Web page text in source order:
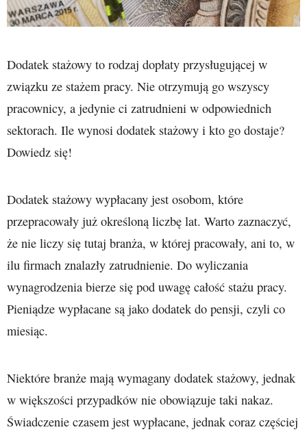
Dodatek stażowy to rodzaj dopłaty przysługującej w
związku ze stażem pracy. Nie otrzymują go wszyscy
pracownicy, a jedynie ci zatrudnieni w odpowiednich
sektorach. Ile wynosi dodatek stażowy i kto go dostaje?
Dowiedz się!
Dodatek stażowy wypłacany jest osobom, które
przepracowały już określoną liczbę lat. Warto zaznaczyć,
że nie liczy się tutaj branża, w której pracowały, ani to, w
ilu firmach znalazły zatrudnienie. Do wyliczania
wynagrodzenia bierze się pod uwagę całość stażu pracy.
Pieniądze wypłacane są jako dodatek do pensji, czyli co
miesiąc.
Niektóre branże mają wymagany dodatek stażowy, jednak
w większości przypadków nie obowiązuje taki nakaz.
Świadczenie czasem jest wypłacane, jednak coraz częściej